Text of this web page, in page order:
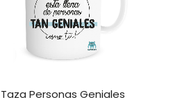
Taza Personas Geniales